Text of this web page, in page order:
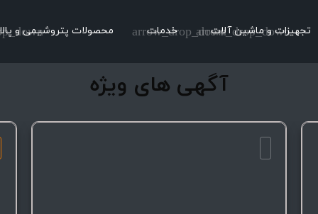
تجهیزات و ماشین آلات
arrow_drop_down خدمات
arrow_drop_down محصولات پتروشیمی و
آگهی های ویژه